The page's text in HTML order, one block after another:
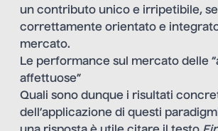
un contributo unico e irripetibile, se
correttamente orientato e
mercato.
Le performance sul mercato delle
affettuose”
Quali sono dunque i risultati
dell’applicazione di questi